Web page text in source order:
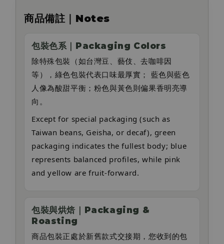
商品備註｜Notes
包裝色系｜Packaging Colors
除特殊包裝（如台灣豆、藝伎、去咖啡因
等），綠色包裝代表口味最厚實； 藍色與藍色
人像為酸甜平衡；粉色與黃色則偏果香明亮導
向。
Except for special packaging (such as
Taiwan beans, Geisha, or decaf), green
packaging indicates the fullest body; blue
represents balanced profiles, while pink
and yellow are fruit-forward.
包裝與烘焙｜Packaging &
Roasting
商品包裝正處於新舊款式交接期，您收到的包